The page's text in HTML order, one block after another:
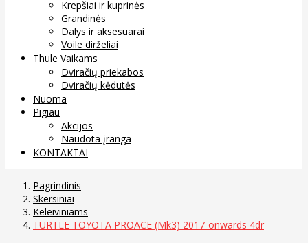
Krepšiai ir kuprinės
Grandinės
Dalys ir aksesuarai
Voile dirželiai
Thule Vaikams
Dviračių priekabos
Dviračių kėdutės
Nuoma
Pigiau
Akcijos
Naudota įranga
KONTAKTAI
Pagrindinis
Skersiniai
Keleiviniams
TURTLE TOYOTA PROACE (Mk3) 2017-onwards 4dr